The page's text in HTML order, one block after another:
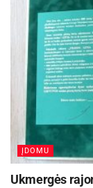
atitinka
todėl į ją
tinkama tiek
ar net su
ĮDOMU
Ukmergės